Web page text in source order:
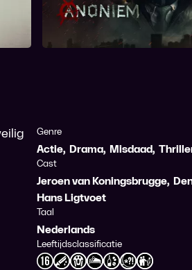
Genre
Actie, Drama, Misdaad,
Cast
Jeroen van Koningsbrugge,
Hans Ligtvoet
Taal
Nederlands
Leeftijdsclassificatie